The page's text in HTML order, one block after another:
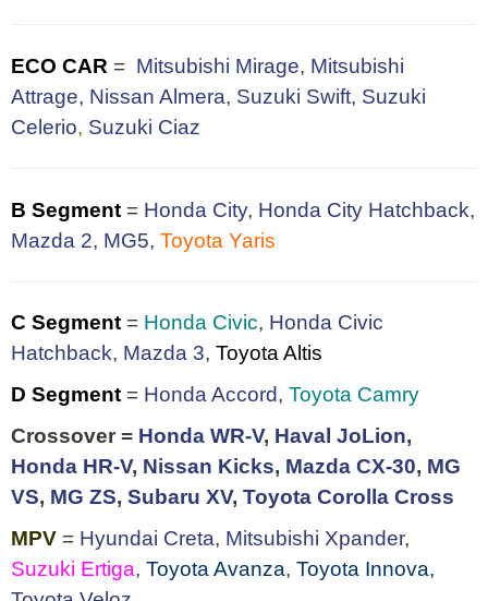
ECO CAR = Mitsubishi Mirage, Mitsubishi
Attrage, Nissan Almera, Suzuki Swift, Suzuki
Celerio, Suzuki Ciaz
B Segment = Honda City, Honda City Hatchback,
Mazda 2, MG5, Toyota Yaris
C Segment = Honda Civic, Honda Civic
Hatchback, Mazda 3, Toyota Altis
D Segment = Honda Accord, Toyota Camry
Crossover = Honda WR-V, Haval JoLion,
Honda HR-V, Nissan Kicks, Mazda CX-30, MG
VS, MG ZS, Subaru XV, Toyota Corolla Cross
MPV = Hyundai Creta, Mitsubishi Xpander,
Suzuki Ertiga, Toyota Avanza, Toyota Innova,